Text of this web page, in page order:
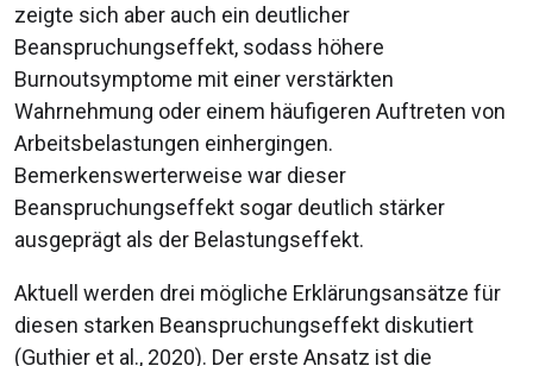
zeigte sich aber auch ein deutlicher
Beanspruchungseffekt, sodass höhere
Burnoutsymptome mit einer verstärkten
Wahrnehmung oder einem häufigeren Auftreten von
Arbeitsbelastungen einhergingen.
Bemerkenswerterweise war dieser
Beanspruchungseffekt sogar deutlich stärker
ausgeprägt als der Belastungseffekt.
Aktuell werden drei mögliche Erklärungsansätze für
diesen starken Beanspruchungseffekt diskutiert
(Guthier et al., 2020). Der erste Ansatz ist die